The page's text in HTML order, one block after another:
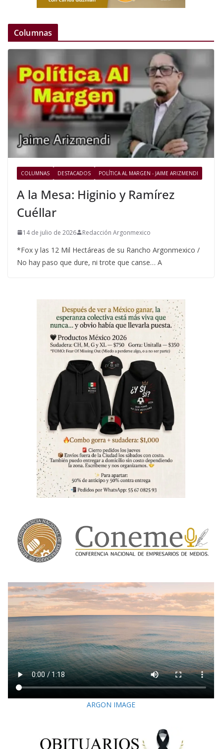
Columnas
COLUMNAS DESTACADOS POLÍTICA AL MARGEN - JAIME ARIZMENDI
A la Mesa: Higinio y Ramírez
Cuéllar
14 de julio de 2026 Redacción Argonmexico
*Fox y las 12 Mil Hectáreas de su Rancho Argonmexico /
No hay paso que dure, ni trote que canse… A
ARGON IMAGE